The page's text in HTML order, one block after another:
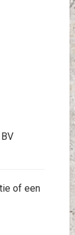
of een